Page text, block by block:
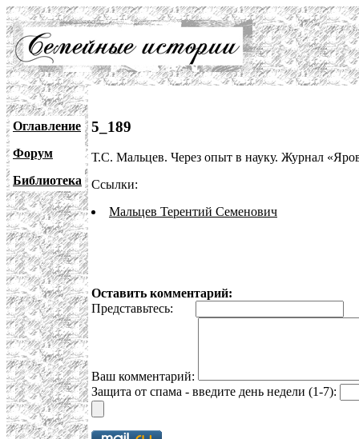
Оглавление
Форум
Библиотека
5_189
Т.С. Мальцев. Через опыт в науку. Журнал
Ссылки:
Мальцев Терентий Семенович
Оставить комментарий:
Представьтесь:
Ваш комментарий:
Защита от спама - введите день недели (1-7):